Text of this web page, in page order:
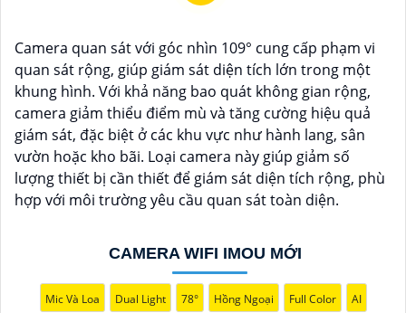
'
Camera quan sát với góc nhìn 109° cung cấp phạm vi
quan sát rộng, giúp giám sát diện tích lớn trong một
khung hình. Với khả năng bao quát không gian rộng,
camera giảm thiểu điểm mù và tăng cường hiệu quả
giám sát, đặc biệt ở các khu vực như hành lang, sân
vườn hoặc kho bãi. Loại camera này giúp giảm số
lượng thiết bị cần thiết để giám sát diện tích rộng, phù
hợp với môi trường yêu cầu quan sát toàn diện.
CAMERA WIFI IMOU MỚI
Mic Và Loa Dual Light 78° Hồng Ngoại Full Color AI